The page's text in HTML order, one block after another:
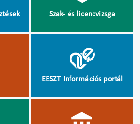
Szak- és licencvizsga
EESZT Információs portál